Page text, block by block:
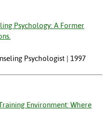
Psychology: A Former
Psychologist | 1997
Environment: Where